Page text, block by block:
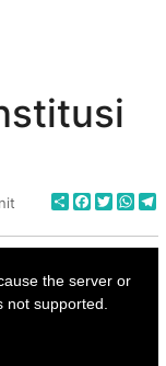
Share
the server or
supported.